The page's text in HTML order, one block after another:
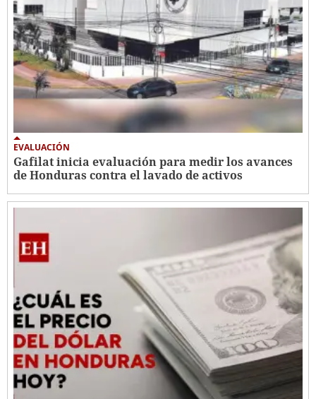
EVALUACIÓN
Gafilat inicia evaluación para medir los avances
de Honduras contra el lavado de activos